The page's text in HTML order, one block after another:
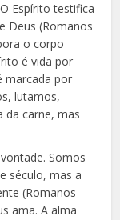
Espírito testifica
Deus (Romanos
o corpo
é vida por
marcada por
lutamos,
da carne, mas
Somos
século, mas a
(Romanos
ama. A alma